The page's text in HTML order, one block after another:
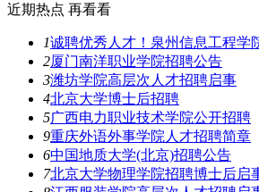
近期热点 再看看
1诚聘优秀人才！泉州信息工程学
2厦门南洋职业学院招聘公告
3潍坊学院高层次人才招聘启事
4北京大学博士后招聘
5广西电力职业技术学院公开招聘
9重庆外语外事学院人才招聘简章
6中国地质大学(北京)招聘公告
7北京大学物理学院招聘博士后启